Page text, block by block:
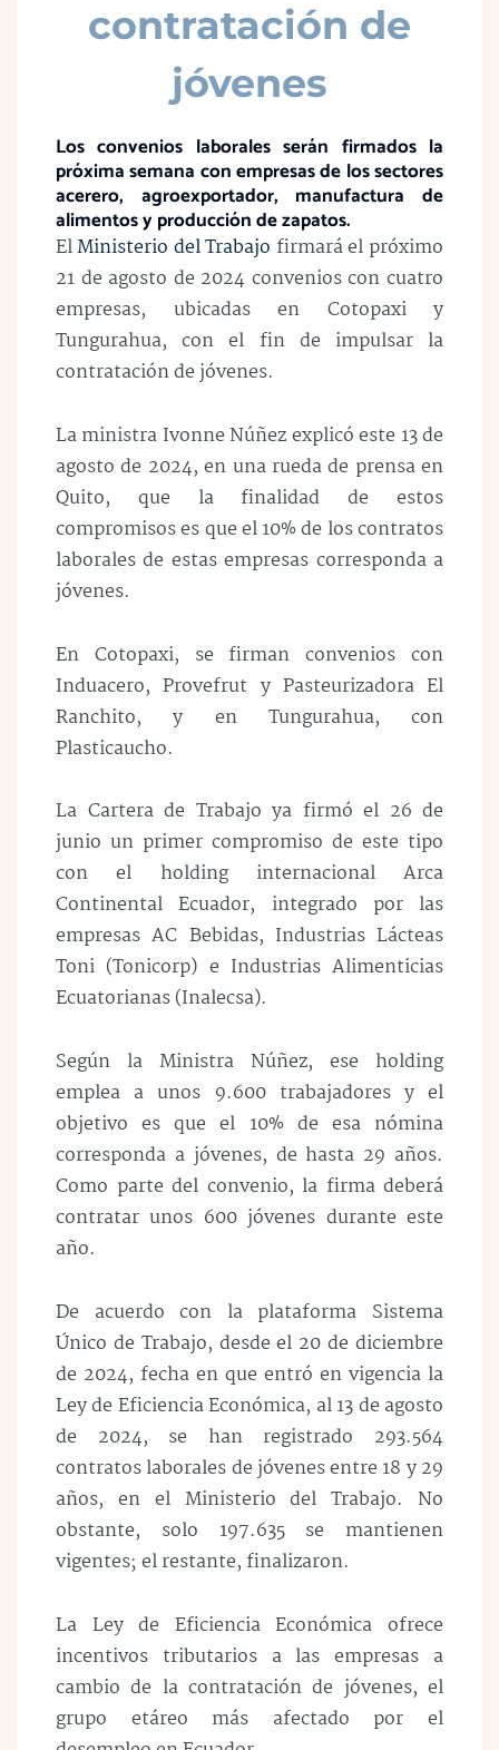
contratación de
jóvenes
Los convenios laborales serán firmados la
próxima semana con empresas de los sectores
acerero, agroexportador, manufactura de
alimentos y producción de zapatos.
ElMinisterio del Trabajo firmará el próximo
21 de agosto de 2024 convenios con cuatro
empresas, ubicadas en Cotopaxi y
Tungurahua, con el fin de impulsar la
contratación de jóvenes.
La ministra Ivonne Núñez explicó este 13 de
agosto de 2024, en una rueda de prensa en
Quito, que la finalidad de estos
compromisos es que el 10% de los contratos
laborales de estas empresas corresponda a
jóvenes.
En Cotopaxi, se firman convenios con
Induacero, Provefrut y Pasteurizadora El
Ranchito, y en Tungurahua, con
Plasticaucho.
La Cartera de Trabajo ya firmó el 26 de
junio un primer compromiso de este tipo
con el holding internacional Arca
Continental Ecuador, integrado por las
empresas AC Bebidas, Industrias Lácteas
Toni (Tonicorp) e Industrias Alimenticias
Ecuatorianas (Inalecsa).
Según la Ministra Núñez, ese holding
emplea a unos 9.600 trabajadores y el
objetivo es que el 10% de esa nómina
corresponda a jóvenes, de hasta 29 años.
Como parte del convenio, la firma deberá
contratar unos 600 jóvenes durante este
año.
De acuerdo con la plataforma Sistema
Único de Trabajo, desde el 20 de diciembre
de 2024, fecha en que entró en vigencia la
Ley de Eficiencia Económica, al 13 de agosto
de 2024, se han registrado 293.564
contratos laborales de jóvenes entre 18 y 29
años, en el Ministerio del Trabajo. No
obstante, solo 197.635 se mantienen
vigentes; el restante, finalizaron.
La Ley de Eficiencia Económica ofrece
incentivos tributarios a las empresas a
cambio de la contratación de jóvenes, el
grupo etáreo más afectado por el